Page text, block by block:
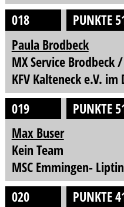
018
PUNKTE
Paula Brodbeck
MX Service Brodbeck
KFV Kalteneck e.V. im
019
PUNKTE
Max Buser
Kein Team
MSC Emmingen-
020
PUNKTE